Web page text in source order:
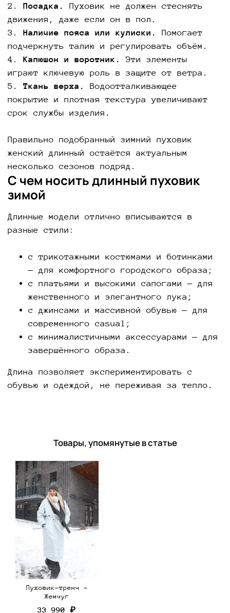
2.
Посадка.
Пуховик не должен стеснять
движения, даже если он в пол.
3.
Наличие пояса или кулиски.
Помогает
подчеркнуть талию и регулировать объём.
4.
Капюшон и воротник.
Эти элементы
играют ключевую роль в защите от ветра.
5.
Ткань верха.
Водоотталкивающее
покрытие и плотная текстура увеличивают
срок службы изделия.
Правильно подобранный зимний пуховик
женский длинный остаётся актуальным
несколько сезонов подряд.
С чем носить длинный пуховик
зимой
Длинные модели отлично вписываются в
разные стили:
с трикотажными костюмами и ботинками
— для комфортного городского образа;
с платьями и высокими сапогами — для
женственного и элегантного лука;
с джинсами и массивной обувью — для
современного casual;
с минималистичными аксессуарами — для
завершённого образа.
Длина позволяет экспериментировать с
обувью и одеждой, не переживая за тепло.
Товары, упомянутые в статье
Пуховик-тренч -
Жемчуг
33 990 ₽